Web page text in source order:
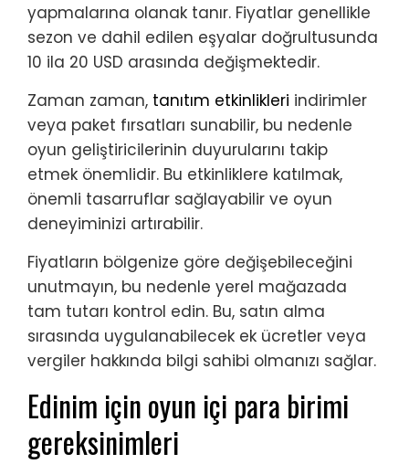
yapmalarına olanak tanır. Fiyatlar genellikle
sezon ve dahil edilen eşyalar doğrultusunda
10 ila 20 USD arasında değişmektedir.
Zaman zaman, tanıtım etkinlikleri indirimler
veya paket fırsatları sunabilir, bu nedenle
oyun geliştiricilerinin duyurularını takip
etmek önemlidir. Bu etkinliklere katılmak,
önemli tasarruflar sağlayabilir ve oyun
deneyiminizi artırabilir.
Fiyatların bölgenize göre değişebileceğini
unutmayın, bu nedenle yerel mağazada
tam tutarı kontrol edin. Bu, satın alma
sırasında uygulanabilecek ek ücretler veya
vergiler hakkında bilgi sahibi olmanızı sağlar.
Edinim için oyun içi para birimi
gereksinimleri